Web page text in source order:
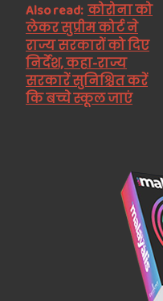
Also read: कोरोना को
लेकर सुप्रीम कोर्ट ने
राज्य सरकारों को दिए
निर्देश, कहा-राज्य
सरकारें सुनिश्चित करें
कि बच्चे स्कूल जाएं